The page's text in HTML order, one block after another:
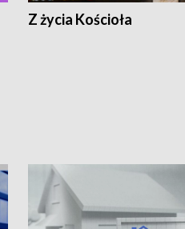
Z życia Kościoła